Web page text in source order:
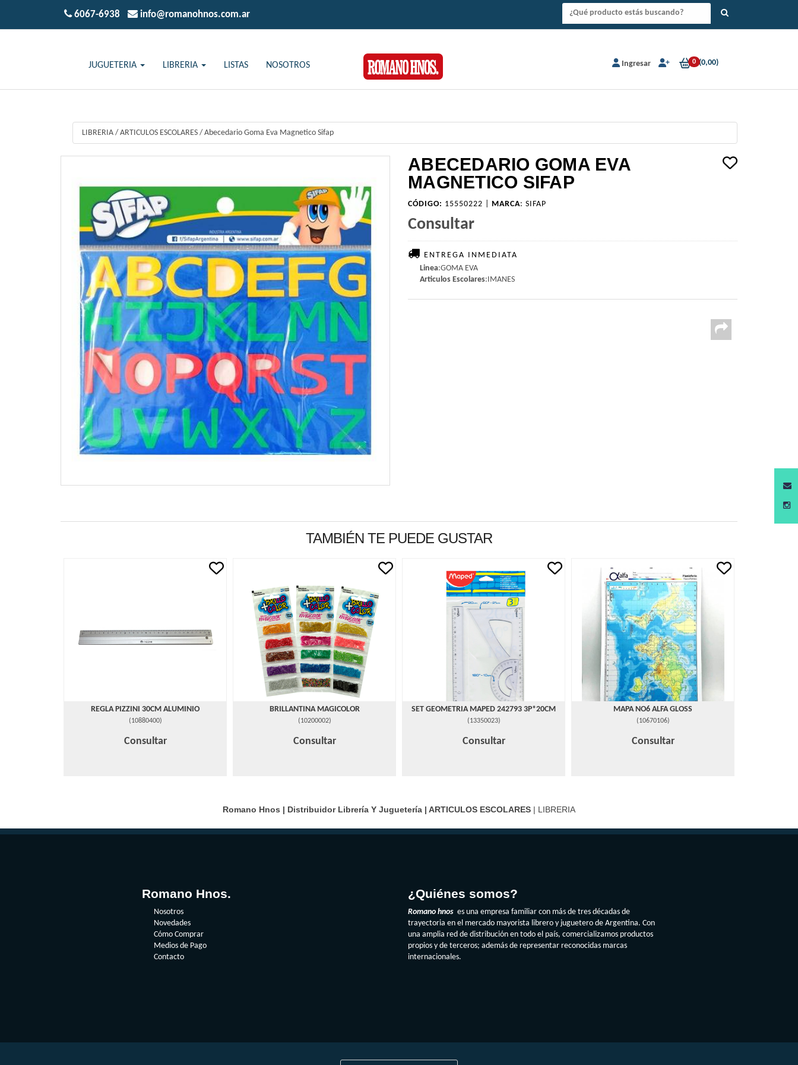
6067-6938 info@romanohnos.com.ar
Ingresar 0 (0,00)
JUGUETERIA LIBRERIA LISTAS NOSOTROS
LIBRERIA / ARTICULOS ESCOLARES / Abecedario Goma Eva Magnetico Sifap
ABECEDARIO GOMA EVA
MAGNETICO SIFAP
CÓDIGO: 15550222 | MARCA: SIFAP
Consultar
ENTREGA INMEDIATA
Linea:GOMA EVA
Articulos Escolares:IMANES
TAMBIÉN TE PUEDE GUSTAR
REGLA PIZZINI 30CM ALUMINIO
(10880400)
Consultar
BRILLANTINA MAGICOLOR
(10200002)
Consultar
SET GEOMETRIA MAPED 242793 3P*20CM
(13350023)
Consultar
MAPA NO6 ALFA GLOSS
(10670106)
Consultar
Romano Hnos | Distribuidor Librería Y Juguetería | ARTICULOS ESCOLARES | LIBRERIA
Romano Hnos.
Nosotros
Novedades
Cómo Comprar
Medios de Pago
Contacto
¿Quiénes somos?
Romano hnos es una empresa familiar con más de tres décadas de
trayectoria en el mercado mayorista librero y juguetero de Argentina. Con
una amplia red de distribución en todo el país, comercializamos productos
propios y de terceros; además de representar reconocidas marcas
internacionales.